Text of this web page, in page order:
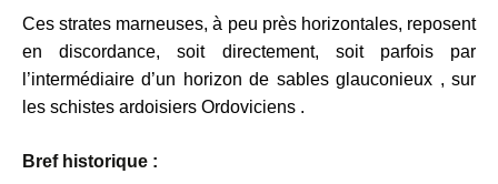
Ces strates marneuses, à peu près horizontales, reposent
en discordance, soit directement, soit parfois par
l’intermédiaire d’un horizon de sables glauconieux , sur
les schistes ardoisiers Ordoviciens .
Bref historique :